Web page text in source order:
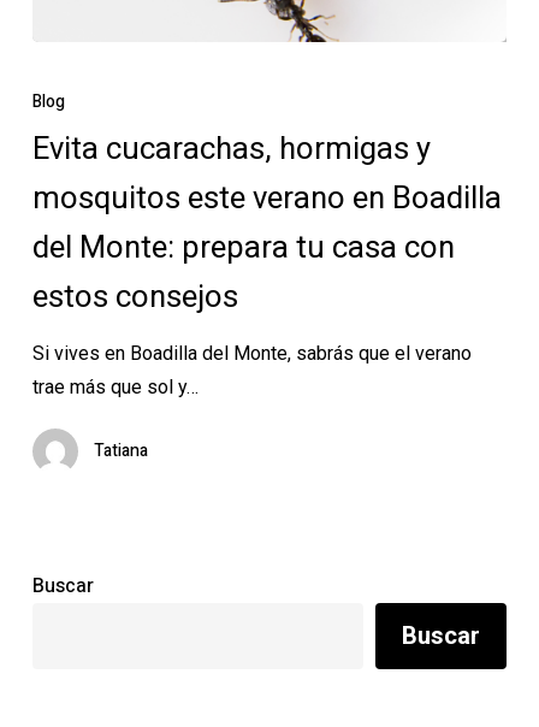
cucarachas,
y
mosquitos
verano
en
del
Monte:
prepara
tu
consejos
Blog
Evita cucarachas, hormigas y
mosquitos este verano en Boadilla
del Monte: prepara tu casa con
estos consejos
Si vives en Boadilla del Monte, sabrás que el verano
trae más que sol y…
Tatiana
Buscar
Buscar